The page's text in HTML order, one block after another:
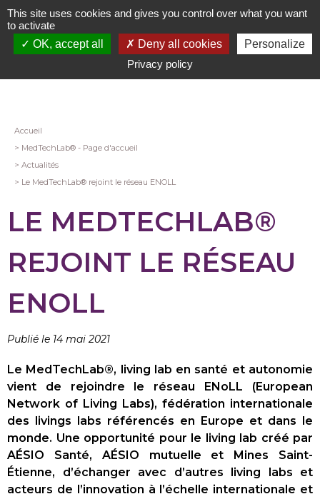
Aller
au
contenu
Fil
d'Ariane
Accueil
MedTechLab® - Page d'accueil
Actualités
Le MedTechLab® rejoint le réseau ENOLL
LE MEDTECHLAB®
REJOINT LE RÉSEAU
ENOLL
Publié le 14 mai 2021
Le MedTechLab®, living lab en santé et autonomie
vient de rejoindre le réseau ENoLL (European
Network of Living Labs), fédération internationale
des livings labs référencés en Europe et dans le
monde. Une opportunité pour le living lab créé par
AÉSIO Santé, AÉSIO mutuelle et Mines Saint-
Étienne, d’échanger avec d’autres living labs et
acteurs de l’innovation à l’échelle internationale et
This site uses cookies and gives you control over what you want
to activate
OK, accept all
Deny all cookies
Personalize
Privacy policy